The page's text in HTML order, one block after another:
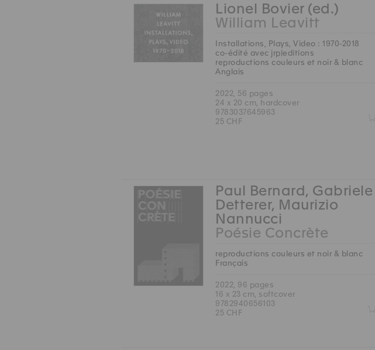
Lionel Bovier (ed.)
William Leavitt
Installations, Plays, Video : 1970-2018
co-édité avec jrp|editions
reproductions couleurs et noir & blanc
Anglais
2022, 56 pages
24 x 20 cm, hardcover
9783037645963
25 CHF
Z
Paul Bernard, Gabriele
Detterer, Maurizio
Nannucci
Poésie Concrète
reproductions couleurs et noir & blanc
Français
2022, 96 pages
16 x 23 cm, softcover
9782940656103
25 CHF
Z